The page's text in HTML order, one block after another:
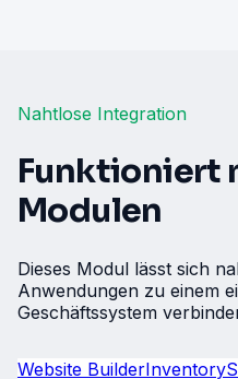
Nahtlose Integration
Funktioniert
Modulen
Dieses Modul lässt sich
Anwendungen zu einem
Geschäftssystem
Website BuilderInventory